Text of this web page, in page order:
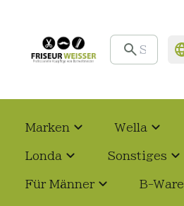
Marken Wella
Londa Sonstiges
Für Männer B-Ware